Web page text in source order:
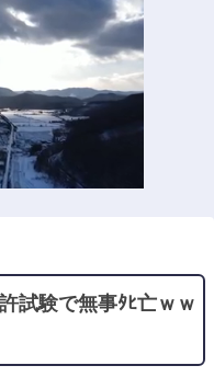
試験で無事ﾀﾋ亡ｗｗ